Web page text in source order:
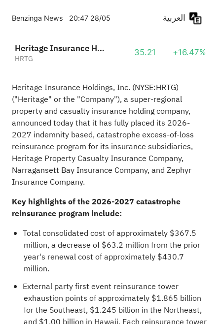
Benzinga News 20:47 28/05
Heritage Insurance Holdings, Inc.
HRTG
35.21 +16.47%
Heritage Insurance Holdings, Inc. (NYSE:HRTG)
("Heritage" or the "Company"), a super-regional
property and casualty insurance holding company,
announced today that it has fully placed its 2026-
2027 indemnity based, catastrophe excess-of-loss
reinsurance program for its insurance subsidiaries,
Heritage Property Casualty Insurance Company,
Narragansett Bay Insurance Company, and Zephyr
Insurance Company.
Key highlights of the 2026-2027 catastrophe
reinsurance program include:
Total consolidated cost of approximately $367.5
million, a decrease of $63.2 million from the prior
year's renewal cost of approximately $430.7
million.
External party first event reinsurance tower
exhaustion points of approximately $1.865 billion
for the Southeast, $1.245 billion in the Northeast,